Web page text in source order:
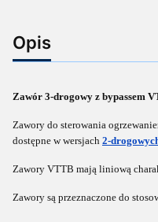
Opis
Zawór 3-drogowy z bypassem
Zawory do sterowania
dostępne w wersjach 2-
Zawory VTTB mają liniową
Zawory są przeznaczone do